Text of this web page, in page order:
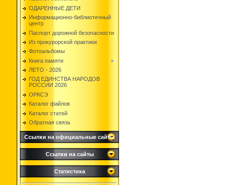
ОДАРЕННЫЕ ДЕТИ
Информационно-библиотечный
центр
Паспорт дорожной безопасности
Из прокурорской практики
Фотоальбомы
Книга памяти
ЛЕТО - 2026
ГОД ЕДИНСТВА НАРОДОВ
РОССИИ 2026
ОРКСЭ
Каталог файлов
Каталог статей
Обратная связь
Ссылки на официальные сайты
Ссылки на сайты
Статистика